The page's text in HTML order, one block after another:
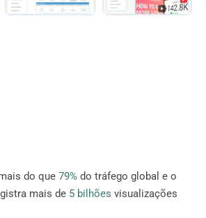
do que 79% do tráfego global e o
mais de 5 bilhões visualizações